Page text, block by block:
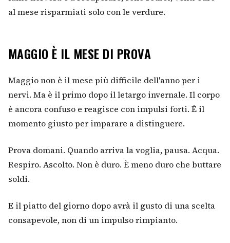
al mese risparmiati solo con le verdure.
MAGGIO È IL MESE DI PROVA
Maggio non è il mese più difficile dell'anno per i
nervi. Ma è il primo dopo il letargo invernale. Il corpo
è ancora confuso e reagisce con impulsi forti. È il
momento giusto per imparare a distinguere.
Prova domani. Quando arriva la voglia, pausa. Acqua.
Respiro. Ascolto. Non è duro. È meno duro che buttare
soldi.
E il piatto del giorno dopo avrà il gusto di una scelta
consapevole, non di un impulso rimpianto.